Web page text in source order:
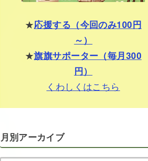
★応援する（今回のみ100円
～）
★旗旗サポーター（毎月300
円）
くわしくはこちら
月別アーカイブ